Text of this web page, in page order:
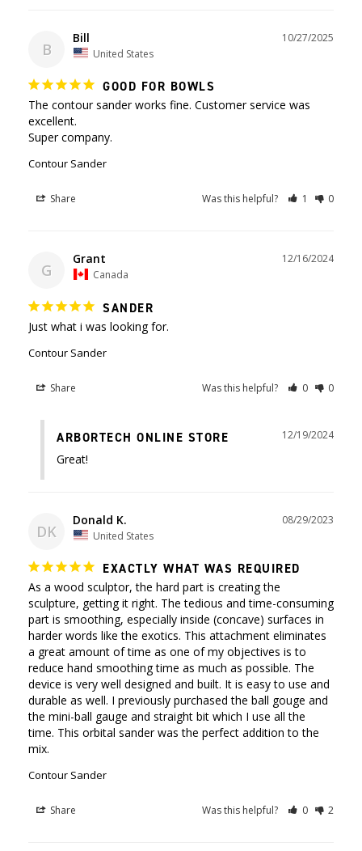
B
10/27/2025
Bill
United States
GOOD FOR BOWLS
The contour sander works fine. Customer service was
excellent.
Contour Sander
Share Was this helpful? 1 0
G
12/16/2024
Grant
Canada
SANDER
Just what i was looking for.
Contour Sander
Share Was this helpful? 0 0
12/19/2024
ARBORTECH ONLINE STORE
Great!
DK
08/29/2023
Donald K.
United States
EXACTLY WHAT WAS REQUIRED
As a wood sculptor, the hard part is creating the
sculpture, getting it right. The tedious and time-consuming
part is smoothing, especially inside (concave) surfaces in
harder words like the exotics. This attachment eliminates
a great amount of time as one of my objectives is to
reduce hand smoothing time as much as possible. The
device is very well designed and built. It is easy to use and
durable as well. I previously purchased the ball gouge and
the mini-ball gauge and straight bit which I use all the
time. This orbital sander was the perfect addition to the
mix.
Contour Sander
Share Was this helpful? 0 2